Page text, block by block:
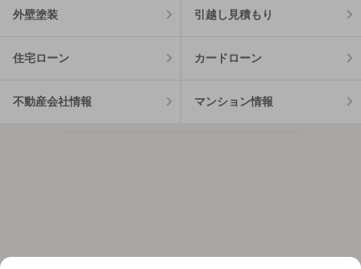
外壁塗装 引越し見積もり
住宅ローン カードローン
不動産会社情報 マンション情報